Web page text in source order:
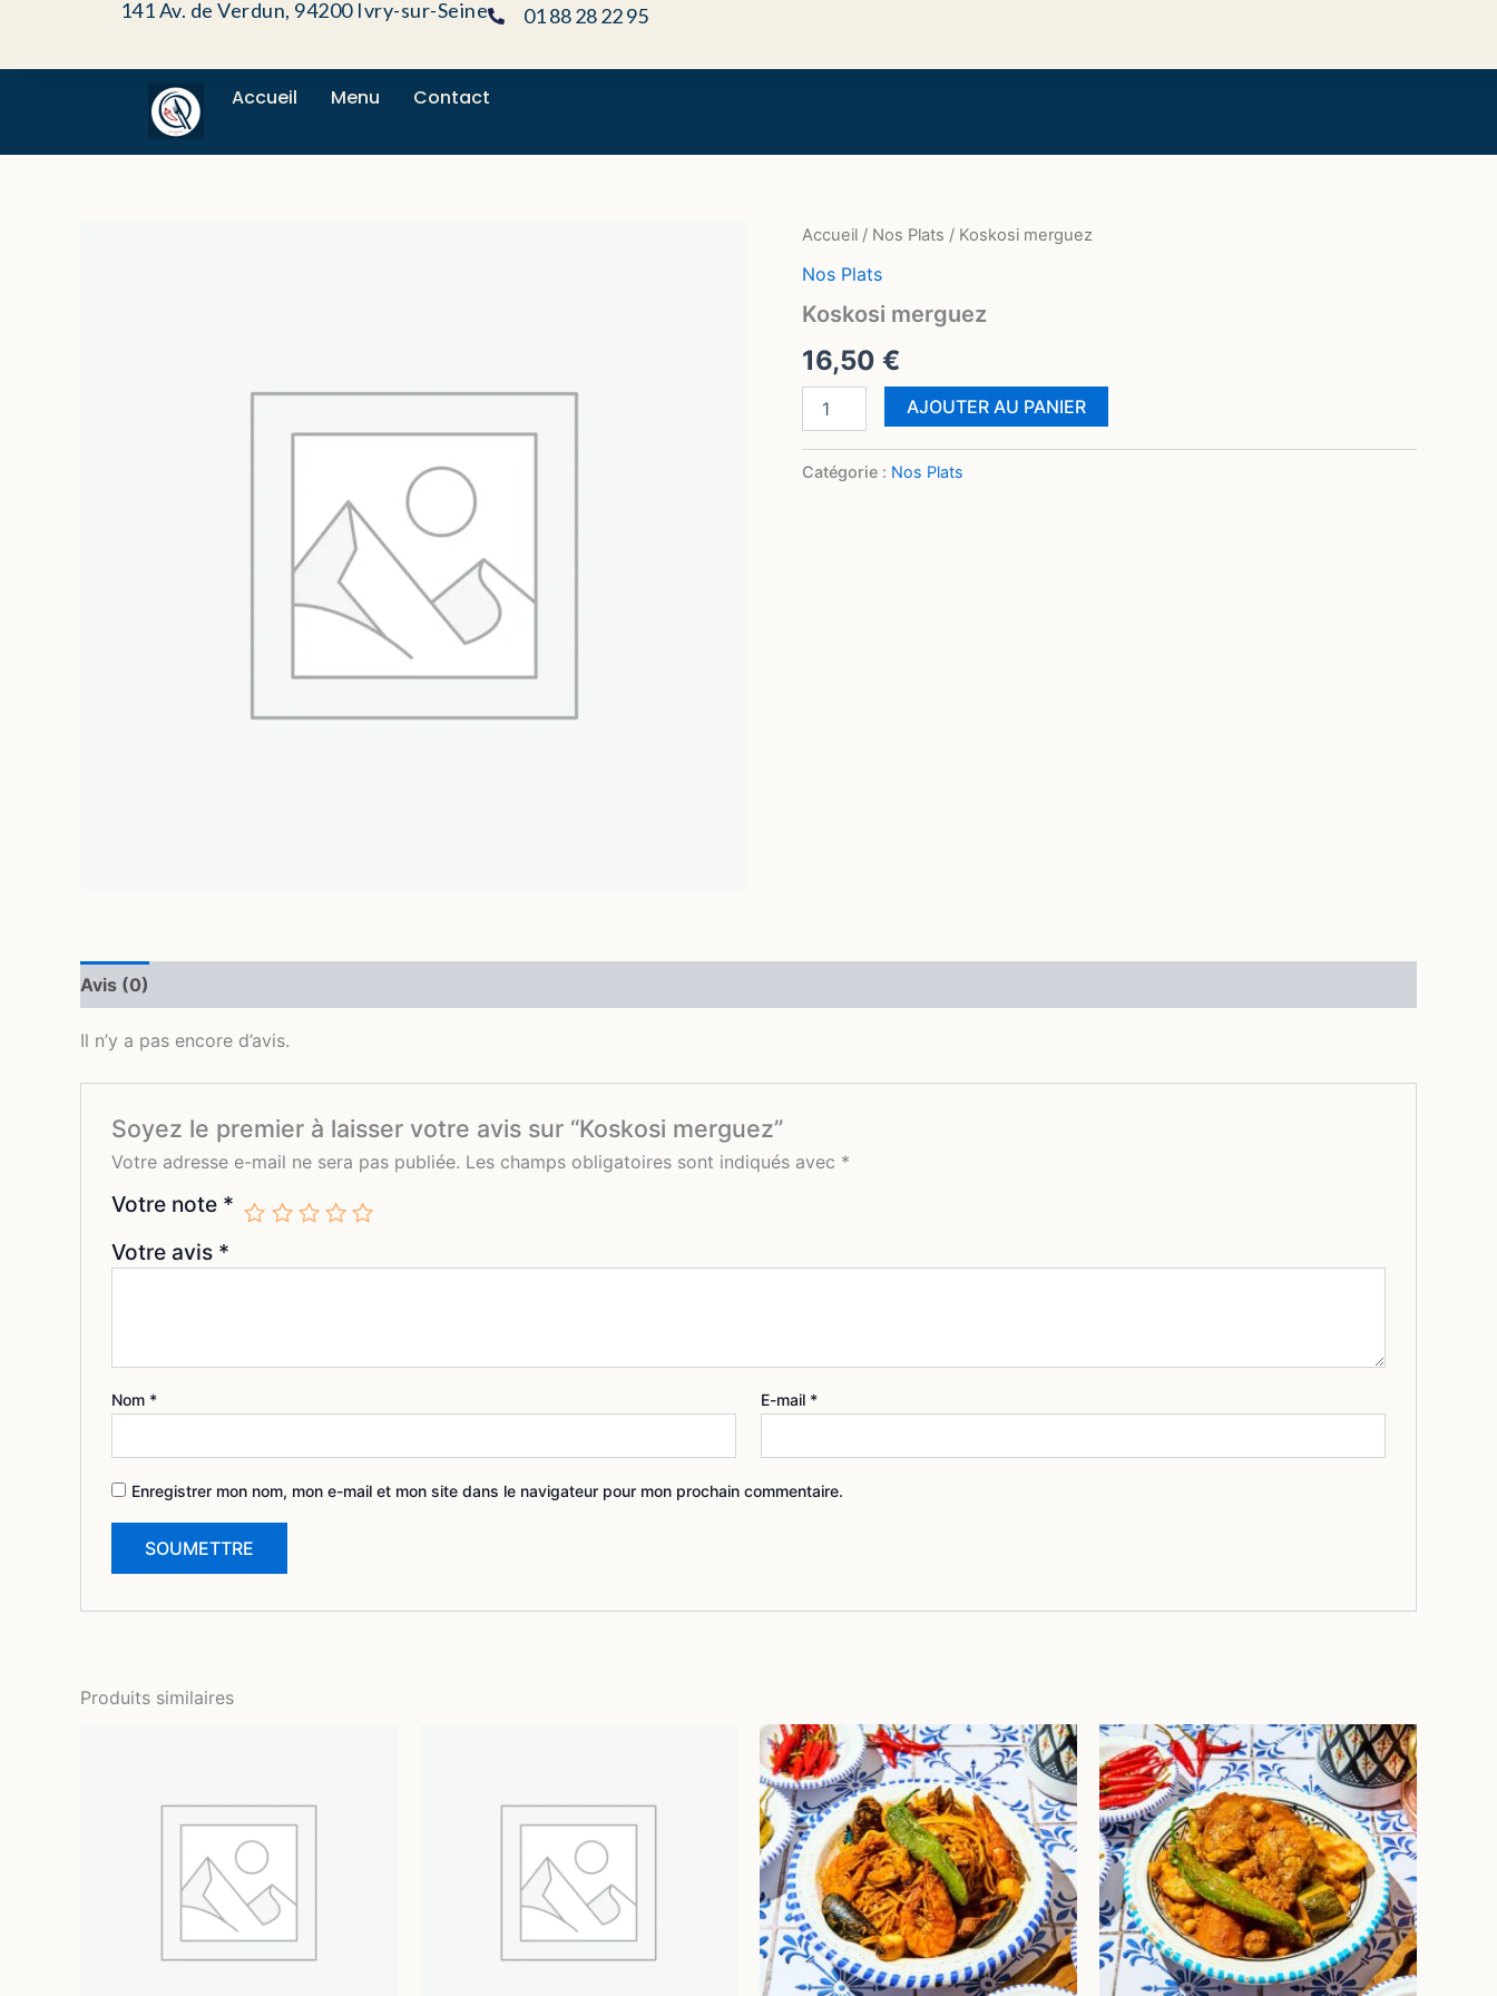
contenu
141 Av. de Verdun, 94200 Ivry-sur-Seine 01 88 28 22 95
Accueil Menu Contact
Accueil / Nos Plats / Koskosi merguez
Nos Plats
Koskosi merguez
16,50 €
quantité
Koskosi
AJOUTER AU PANIER
Catégorie : Nos Plats
Avis (0)
Il n’y a pas encore d’avis.
Soyez le premier à laisser votre avis sur “Koskosi merguez”
Votre adresse e-mail ne sera pas publiée. Les champs obligatoires sont indiqués avec *
Votre note *
Votre avis *
Nom * E-mail *
Enregistrer mon nom, mon e-mail et mon site dans le navigateur pour mon prochain commentaire.
Produits similaires